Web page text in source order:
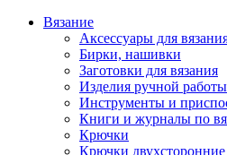
Вязание
Аксессуары для
Бирки, нашивки
Заготовки для вязания
Изделия ручной работы
Инструменты и
Книги и журналы по
Крючки
Крючки двухсторонние